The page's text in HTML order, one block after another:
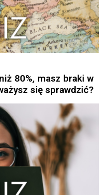
80%, masz braki w
się sprawdzić?